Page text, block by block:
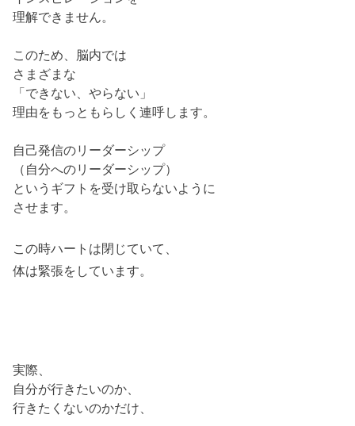
理解できません。
このため、脳内では
さまざまな
「できない、やらない」
理由をもっともらしく連呼します。
自己発信のリーダーシップ
（自分へのリーダーシップ）
というギフトを受け取らないように
させます。
この時ハートは閉じていて、
体は緊張をしています。
実際、
自分が行きたいのか、
行きたくないのかだけ、